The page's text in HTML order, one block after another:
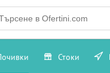
Стоки